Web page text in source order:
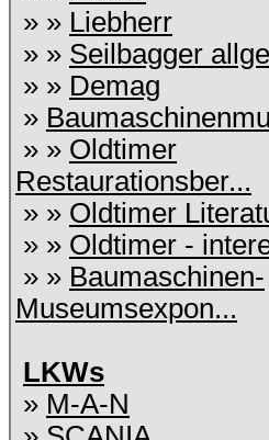
» » Liebherr
» » Seilbagger
» » Demag
»
» » Oldtimer
Restaurationsber...
» » Oldtimer
» » Oldtimer -
» » Baumaschinen-
Museumsexpon...
LKWs
» M-A-N